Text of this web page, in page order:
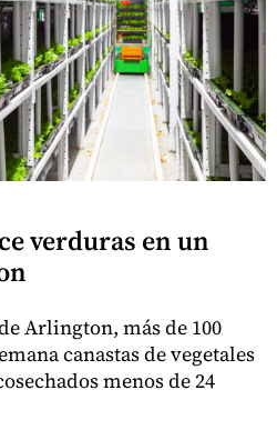
verduras en un
Arlington, más de 100
canastas de vegetales
menos de 24